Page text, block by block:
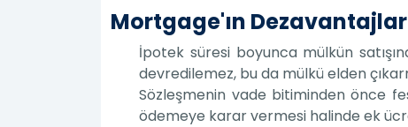
Mortgage'ın
İpotek süresi boyunca mülkün
devredilemez, bu da mülkü elden
Sözleşmenin vade bitiminden önce
ödemeye karar vermesi halinde ek